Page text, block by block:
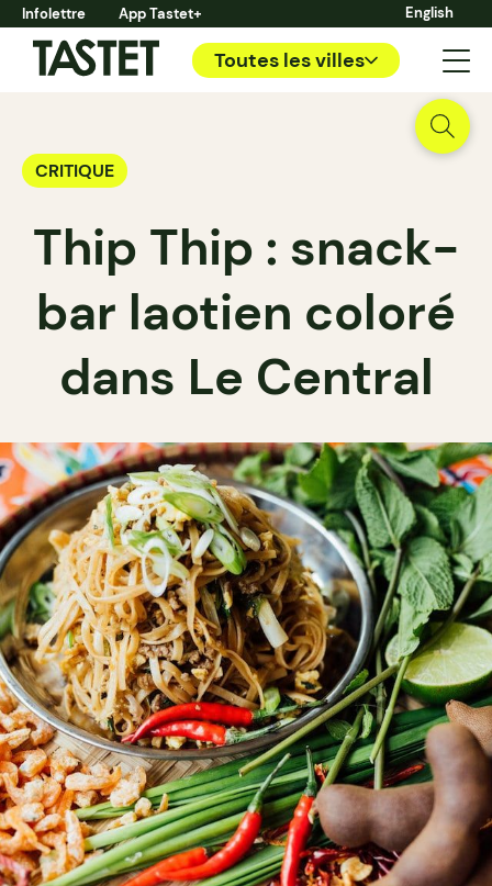
Infolettre App Tastet+ English
Toutes les villes
CRITIQUE
Thip Thip : snack-
bar laotien coloré
dans Le Central